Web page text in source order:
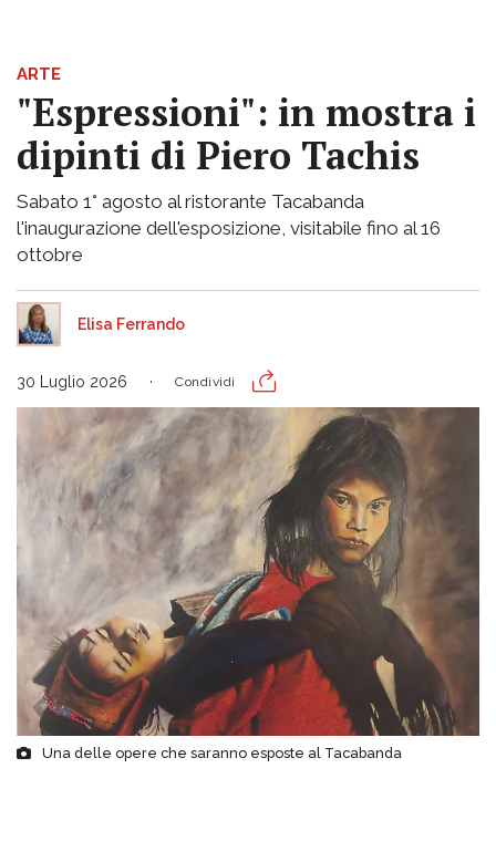
ARTE
"Espressioni": in mostra i
dipinti di Piero Tachis
Sabato 1° agosto al ristorante Tacabanda
l'inaugurazione dell'esposizione, visitabile fino al 16
ottobre
Elisa Ferrando
30 Luglio 2026 Condividi
Una delle opere che saranno esposte al Tacabanda